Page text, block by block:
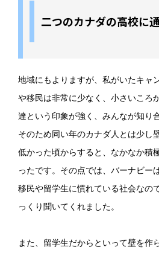
二つのカナダの高校に
地域にもよりますが、私がいたキャ
や移民は非常に少なく、小さいころ
達という印象が強く、みんなが知り
そのため同い年のカナダ人とは少し
低かった頃からすると、なかなか積
ったです。その点では、バーナビー
移民や留学生に慣れている社会なの
っくり聞いてくれました。
また、留学生だからといって壁を作